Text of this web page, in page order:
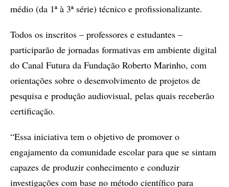
médio (da 1ª à 3ª série) técnico e profissionalizante.
Todos os inscritos – professores e estudantes –
participarão de jornadas formativas em ambiente digital
do Canal Futura da Fundação Roberto Marinho, com
orientações sobre o desenvolvimento de projetos de
pesquisa e produção audiovisual, pelas quais receberão
certificação.
“Essa iniciativa tem o objetivo de promover o
engajamento da comunidade escolar para que se sintam
capazes de produzir conhecimento e conduzir
investigações com base no método científico para